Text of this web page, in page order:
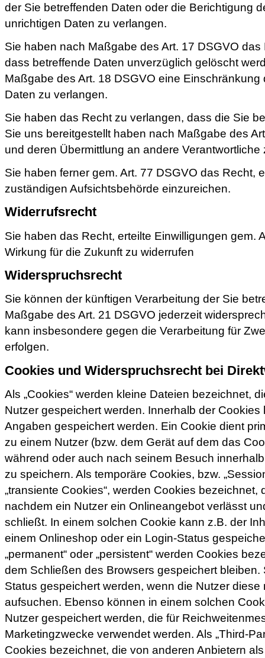
der Sie betreffenden Daten oder die Berichtigung
unrichtigen Daten zu verlangen.
Sie haben nach Maßgabe des Art. 17 DSGVO
dass betreffende Daten unverzüglich gelöscht
Maßgabe des Art. 18 DSGVO eine Einschränkung
Daten zu verlangen.
Sie haben das Recht zu verlangen, dass die Sie
Sie uns bereitgestellt haben nach Maßgabe des
und deren Übermittlung an andere Verantwortliche
Sie haben ferner gem. Art. 77 DSGVO das Recht,
zuständigen Aufsichtsbehörde einzureichen.
Widerrufsrecht
Sie haben das Recht, erteilte Einwilligungen gem.
Wirkung für die Zukunft zu widerrufen
Widerspruchsrecht
Sie können der künftigen Verarbeitung der Sie
Maßgabe des Art. 21 DSGVO jederzeit
kann insbesondere gegen die Verarbeitung für
erfolgen.
Cookies und Widerspruchsrecht bei
Als „Cookies“ werden kleine Dateien bezeichnet,
Nutzer gespeichert werden. Innerhalb der
Angaben gespeichert werden. Ein Cookie dient
zu einem Nutzer (bzw. dem Gerät auf dem das
während oder auch nach seinem Besuch
zu speichern. Als temporäre Cookies, bzw.
„transiente Cookies“, werden Cookies bezeichnet,
nachdem ein Nutzer ein Onlineangebot verlässt
schließt. In einem solchen Cookie kann z.B. der
einem Onlineshop oder ein Login-Status
„permanent“ oder „persistent“ werden Cookies
dem Schließen des Browsers gespeichert bleiben.
Status gespeichert werden, wenn die Nutzer diese
aufsuchen. Ebenso können in einem solchen
Nutzer gespeichert werden, die für
Marketingzwecke verwendet werden. Als „Third-
Cookies bezeichnet, die von anderen Anbietern